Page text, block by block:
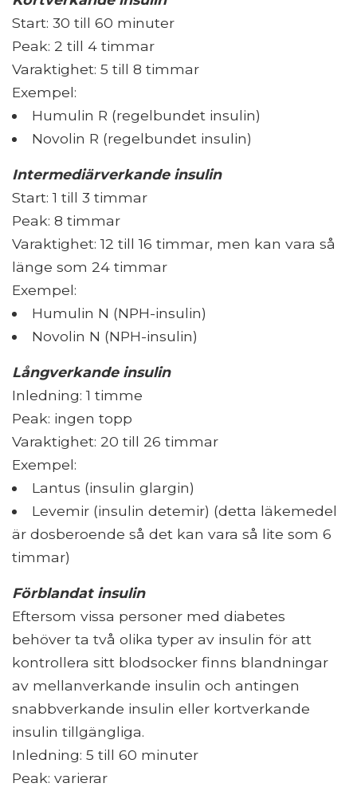
Start: 30 till 60 minuter
Peak: 2 till 4 timmar
Varaktighet: 5 till 8 timmar
Exempel:
Humulin R (regelbundet insulin)
Novolin R (regelbundet insulin)
Intermediärverkande insulin
Start: 1 till 3 timmar
Peak: 8 timmar
Varaktighet: 12 till 16 timmar, men kan vara så
länge som 24 timmar
Exempel:
Humulin N (NPH-insulin)
Novolin N (NPH-insulin)
Långverkande insulin
Inledning: 1 timme
Peak: ingen topp
Varaktighet: 20 till 26 timmar
Exempel:
Lantus (insulin glargin)
Levemir (insulin detemir) (detta läkemedel
är dosberoende så det kan vara så lite som 6
timmar)
Förblandat insulin
Eftersom vissa personer med diabetes
behöver ta två olika typer av insulin för att
kontrollera sitt blodsocker finns blandningar
av mellanverkande insulin och antingen
snabbverkande insulin eller kortverkande
insulin tillgängliga.
Inledning: 5 till 60 minuter
Peak: varierar